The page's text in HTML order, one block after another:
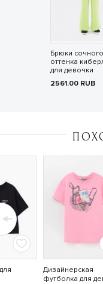
Брюки сочного
оттенка
для девочки
2561.00 RUB
Дизайнерская
футболка для